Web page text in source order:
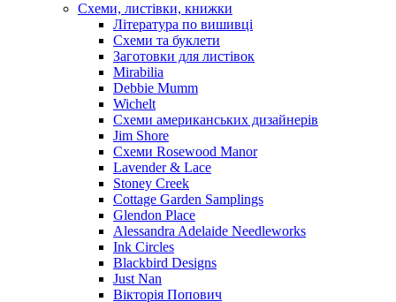
Схеми, листівки, книжки
Література по вишивці
Схеми та буклети
Заготовки для листівок
Mirabilia
Debbie Mumm
Wichelt
Схеми американських дизайнерів
Jim Shore
Cхеми Rosewood Manor
Lavender & Lace
Stoney Creek
Cottage Garden Samplings
Glendon Place
Alessandra Adelaide Needleworks
Ink Circles
Blackbird Designs
Just Nan
Вікторія Попович